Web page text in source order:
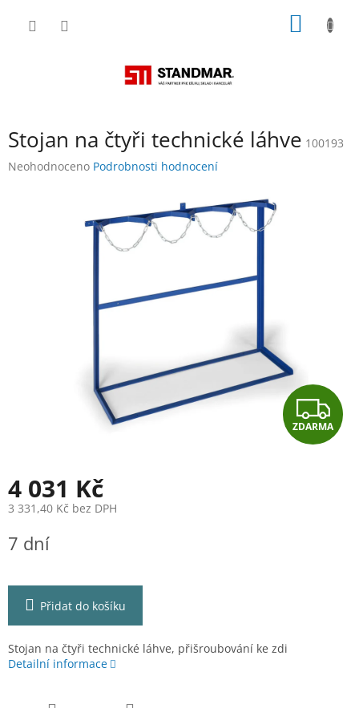
Stojan na čtyři technické láhve 100193
Průměrné
Neohodnoceno Podrobnosti hodnocení
Z
D
ZDARMA
4 031 Kč
3 331,40 Kč bez DPH
cena:
7 dní
Přidat do košíku
Stojan na čtyři technické láhve, přišroubování ke zdi
Detailní informace